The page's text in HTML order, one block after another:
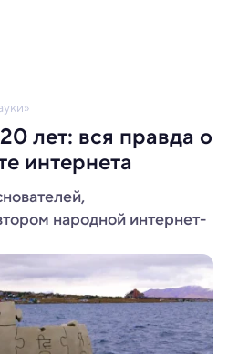
лет: вся правда о
интернета
народной интернет-